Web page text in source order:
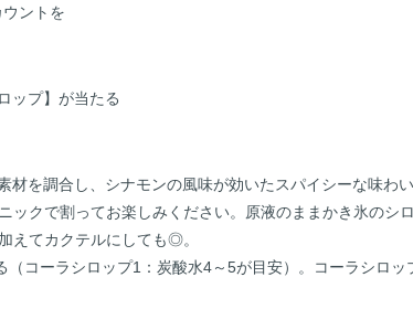
ントを
ップ】が当たる
を調合し、シナモンの風味が効いたスパイシーな味わ
ックで割ってお楽しみください。原液のままかき氷のシ
えてカクテルにしても◎。
コーラシロップ1：炭酸水4～5が目安）。コーラシロッ